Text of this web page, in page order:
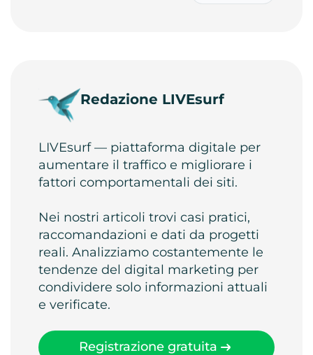
Redazione LIVEsurf
LIVEsurf — piattaforma digitale per
aumentare il traffico e migliorare i
fattori comportamentali dei siti.
Nei nostri articoli trovi casi pratici,
raccomandazioni e dati da progetti
reali. Analizziamo costantemente le
tendenze del digital marketing per
condividere solo informazioni attuali
e verificate.
Registrazione gratuita